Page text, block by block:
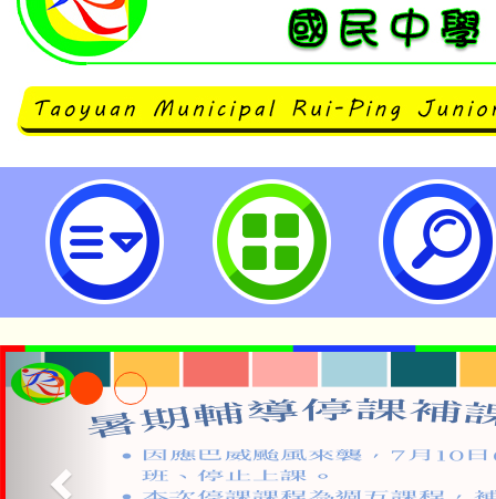
桃園市立瑞坪國民中學